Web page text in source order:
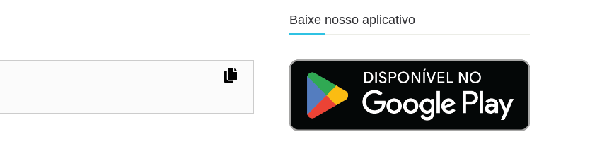
Baixe nosso aplicativo